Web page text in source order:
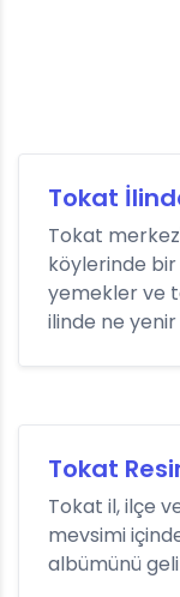
Tokat
Tokat
köylerinde
yemekler ve
ilinde ne
Tokat
Tokat il, ilçe
mevsimi
albümünü